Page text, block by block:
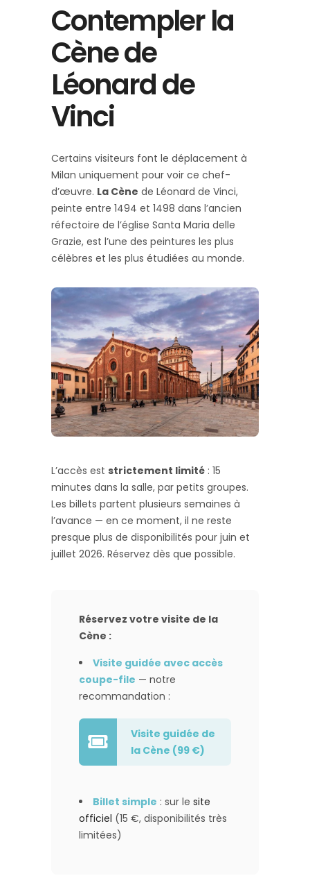
Contempler la
Cène de
Léonard de
Vinci
Certains visiteurs font le déplacement à
Milan uniquement pour voir ce chef-
d’œuvre. La Cène de Léonard de Vinci,
peinte entre 1494 et 1498 dans l’ancien
réfectoire de l’église Santa Maria delle
Grazie, est l’une des peintures les plus
célèbres et les plus étudiées au monde.
L’accès est strictement limité : 15
minutes dans la salle, par petits groupes.
Les billets partent plusieurs semaines à
l’avance — en ce moment, il ne reste
presque plus de disponibilités pour juin et
juillet 2026. Réservez dès que possible.
Réservez votre visite de la
Cène :
Visite guidée avec accès
coupe-file — notre
recommandation :
Visite guidée de
la Cène (99 €)
Billet simple : sur le site
officiel (15 €, disponibilités très
limitées)